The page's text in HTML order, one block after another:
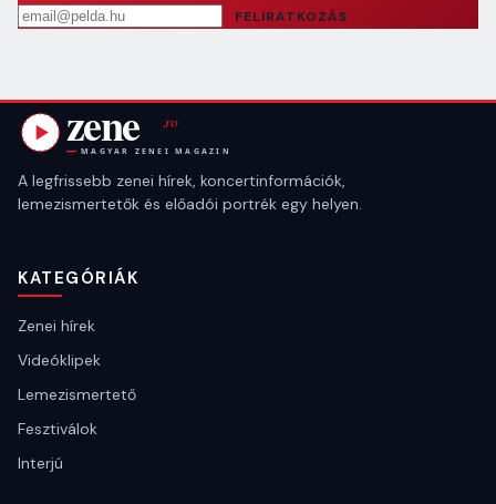
Email cím
FELIRATKOZÁS
A legfrissebb zenei hírek, koncertinformációk,
lemezismertetők és előadói portrék egy helyen.
KATEGÓRIÁK
Zenei hírek
Videóklipek
Lemezismertető
Fesztiválok
Interjú